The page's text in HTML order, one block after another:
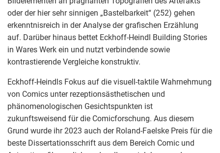
oder der hier sehr sinnigen „Bastelbarkeit“ (252) gehen
erkenntnisreich in der Analyse der grafischen Erzählung
auf. Darüber hinaus bettet Eckhoff-Heindl Building Stories
in Wares Werk ein und nutzt verbindende sowie
kontrastierende Vergleiche konstruktiv.
Eckhoff-Heindls Fokus auf die visuell-taktile Wahrnehmung
von Comics unter rezeptionsästhetischen und
phänomenologischen Gesichtspunkten ist
zukunftsweisend für die Comicforschung. Aus diesem
Grund wurde ihr 2023 auch der Roland-Faelske Preis für die
beste Dissertationsschrift aus dem Bereich Comic und